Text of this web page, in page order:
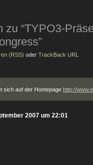
zu “TYPO3-
(RSS) oder TrackBack URL
sich auf der Homepage http://
2007 um 22:01